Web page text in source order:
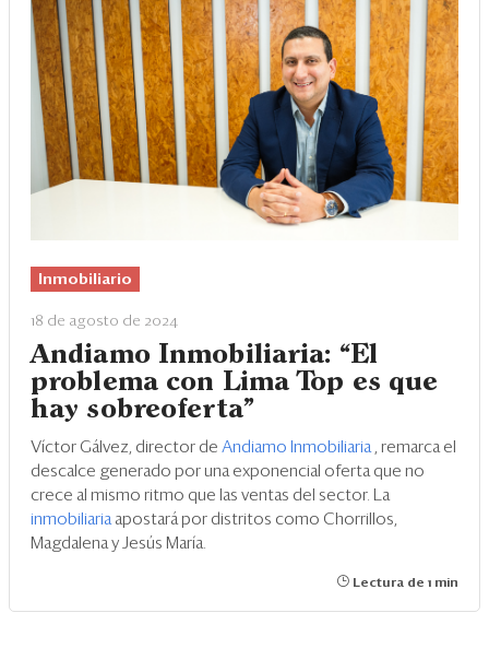
Inmobiliario
18 de agosto de 2024
Andiamo Inmobiliaria: “El
problema con Lima Top es que
hay sobreoferta”
Víctor Gálvez, director de Andiamo Inmobiliaria
, remarca el
descalce generado por una exponencial oferta que no
crece al mismo ritmo que las ventas del sector. La
inmobiliaria apostará por distritos como Chorrillos,
Magdalena y Jesús María.
Lectura de 1 min